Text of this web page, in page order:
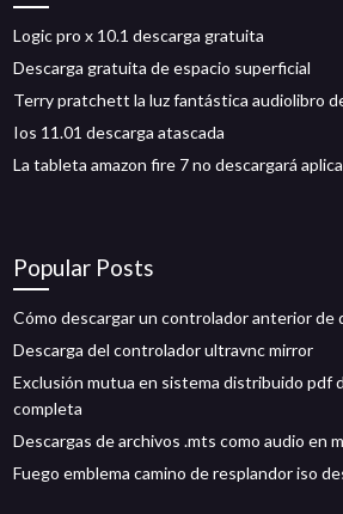
Logic pro x 10.1 descarga gratuita
Descarga gratuita de espacio superficial
Terry pratchett la luz fantástica audiolibro
Ios 11.01 descarga atascada
La tableta amazon fire 7 no descargará
Popular Posts
Cómo descargar un controlador anterior de
Descarga del controlador ultravnc mirror
Exclusión mutua en sistema distribuido pdf
completa
Descargas de archivos .mts como audio en
Fuego emblema camino de resplandor iso